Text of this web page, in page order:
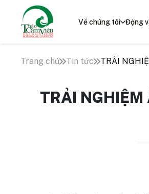
Về chúng tôi Động
Trang chủ Tin tức TRẢI
TRẢI